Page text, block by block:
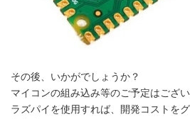
その後、いかがでしょうか？
マイコンの組み込み等のご予定はござ
ラズパイを使用すれば、開発コストを